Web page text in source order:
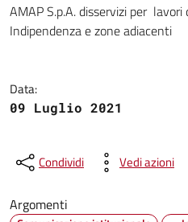
Dettagli della
AMAP S.p.A. disservizi per
Indipendenza e zone adiacenti
Data:
09 Luglio 2021
Condividi Vedi azioni
Argomenti